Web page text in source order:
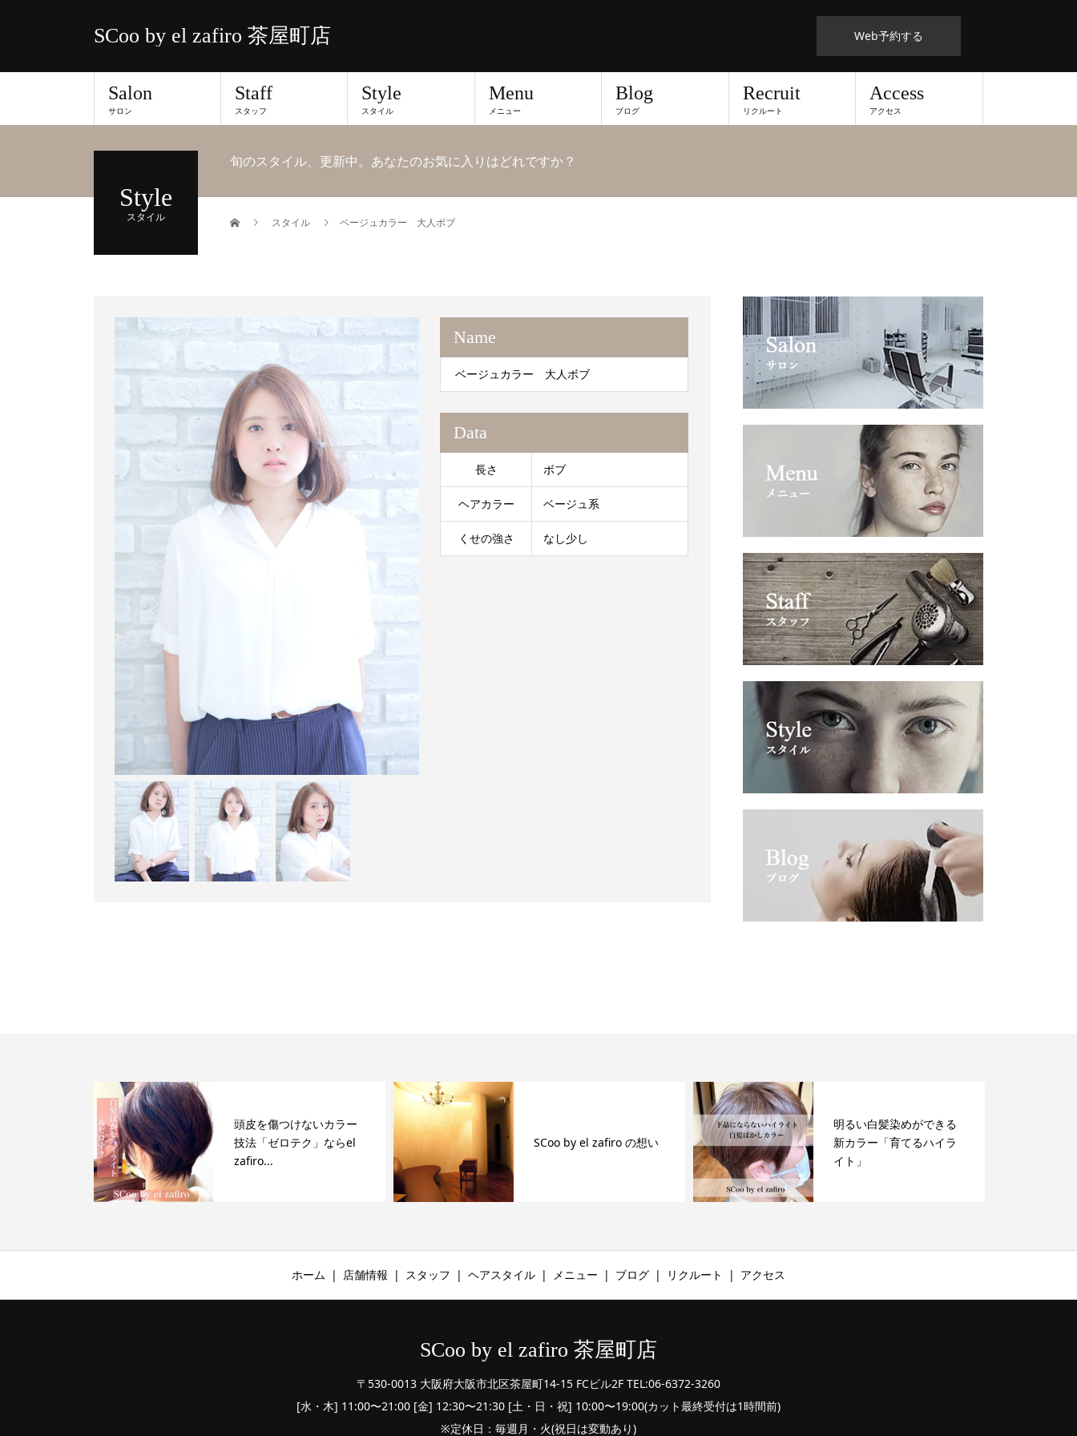
SCoo by el zafiro 茶屋町店 Web予約する
Salon
サロン
Staff
スタッフ
Style
スタイル
Menu
メニュー
Blog
ブログ
Recruit
リクルート
Access
アクセス
Style
スタイル
旬のスタイル、更新中。あなたのお気に入りはどれですか？
スタイル ベージュカラー 大人ボブ
Name
ベージュカラー 大人ボブ
Data
長さ ボブ
ヘアカラー ベージュ系
くせの強さ なし少し
頭皮を傷つけないカラー
技法「ゼロテク」ならel
zafiro...
SCoo by el zafiro の想い
明るい白髪染めができる
新カラー「育てるハイラ
イト」
ホーム 店舗情報 スタッフ ヘアスタイル メニュー ブログ リクルート アクセス
SCoo by el zafiro 茶屋町店
〒530-0013 大阪府大阪市北区茶屋町14-15 FCビル2F TEL:06-6372-3260
[水・木] 11:00〜21:00 [金] 12:30〜21:30 [土・日・祝] 10:00〜19:00(カット最終受付は1時間前)
※定休日：毎週月・火(祝日は変動あり)